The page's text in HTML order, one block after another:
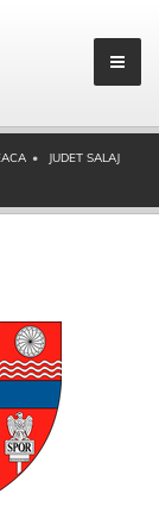
JUDET SALAJ